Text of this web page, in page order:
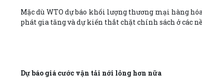
Mặc dù WTO dự báo khối lượng thương mại hàng
phát gia tăng và dự kiến thắt chặt chính sách ở các
Dự báo giá cước vận tải nới lỏng hơn nữa